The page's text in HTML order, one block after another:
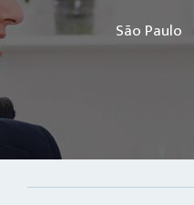
São Paulo